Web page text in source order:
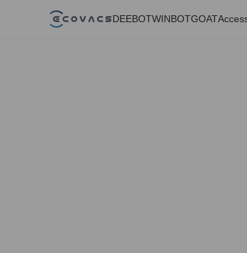
DEEBOTWINBOTGOAT